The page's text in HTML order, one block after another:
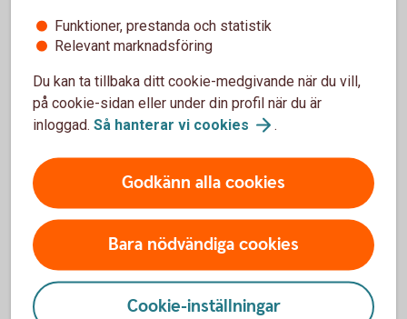
Bedrägeri och säkerhet
Anmäl bedrägeri
Påverka din digitala säkerhet
Identifiera dig
Funktioner, prestanda och statistik
Relevant marknadsföring
Du kan ta tillbaka ditt cookie-medgivande när du vill,
på cookie-sidan eller under din profil när du är
inloggad. Så hanterar vi cookies .
Godkänn alla cookies
Bara nödvändiga cookies
Cookie-inställningar